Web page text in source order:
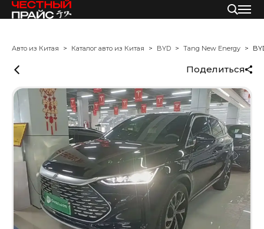
Авто из Китая Каталог авто из Китая BYD Tang New Energy
Поделиться